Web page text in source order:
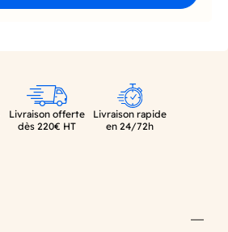
Livraison offerte
dès 220€ HT
Livraison rapide
en 24/72h